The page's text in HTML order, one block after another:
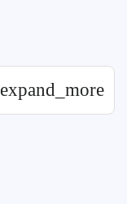
expand_more